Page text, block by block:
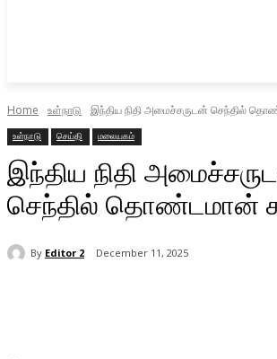
Home உள்நாடு இந்திய நிதி அமைச்சருடன் செந்தில்
உள்நாடு செய்தி மலையகம்
இந்திய நிதி
செந்தில் தொண்டமான்
By Editor 2 December 11, 2025